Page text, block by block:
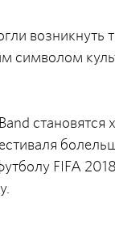
возникнуть
символом
FIFA